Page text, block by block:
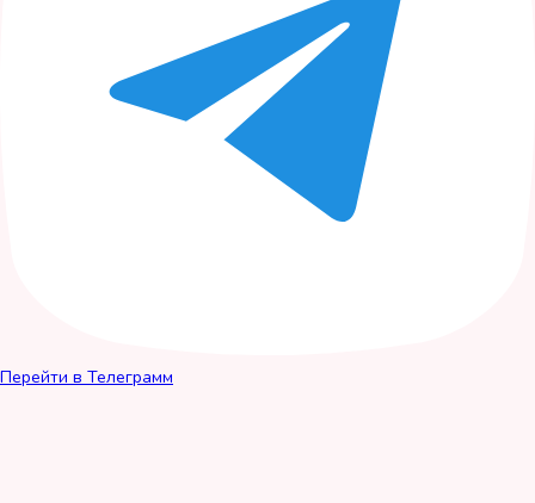
Перейти в Телеграмм